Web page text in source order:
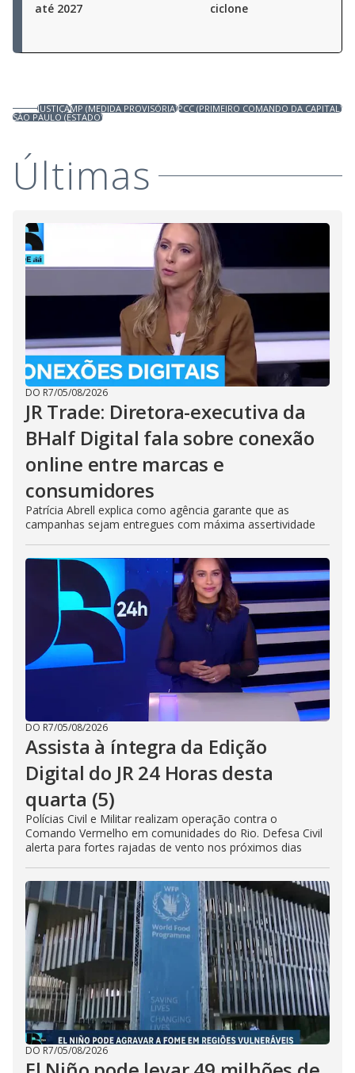
até 2027
ciclone
JUSTIÇAMP (MEDIDA PROVISÓRIA)PCC (PRIMEIRO COMANDO DA CAPITAL)
SÃO PAULO (ESTADO)
Últimas
DO R7/05/08/2026
JR Trade: Diretora-executiva da
BHalf Digital fala sobre conexão
online entre marcas e
consumidores
Patrícia Abrell explica como agência garante que as
campanhas sejam entregues com máxima assertividade
DO R7/05/08/2026
Assista à íntegra da Edição
Digital do JR 24 Horas desta
quarta (5)
Polícias Civil e Militar realizam operação contra o
Comando Vermelho em comunidades do Rio. Defesa Civil
alerta para fortes rajadas de vento nos próximos dias
DO R7/05/08/2026